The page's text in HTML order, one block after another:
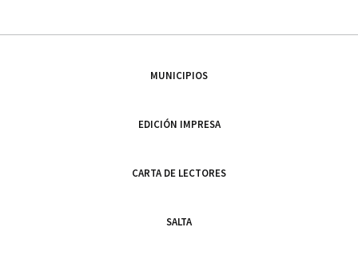
MUNICIPIOS
EDICIÓN IMPRESA
CARTA DE LECTORES
SALTA